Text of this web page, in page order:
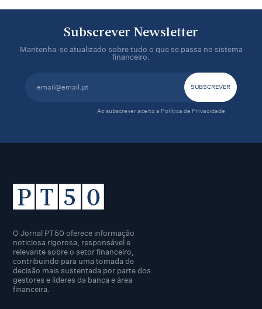
Subscrever Newsletter
Mantenha-se atualizado sobre tudo o que se passa no sistema
financeiro.
Ao subscrever aceito a Política de Privacidade
O Jornal PT50 oferece informação
noticiosa rigorosa, responsável e
relevante sobre o setor financeiro,
contribuindo para uma tomada de
decisão mais sustentada por parte dos
gestores e lideres da banca e área
financeira.